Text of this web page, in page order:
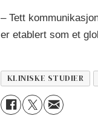
– Tett
er etablert som et
KLINISKE STUDIER